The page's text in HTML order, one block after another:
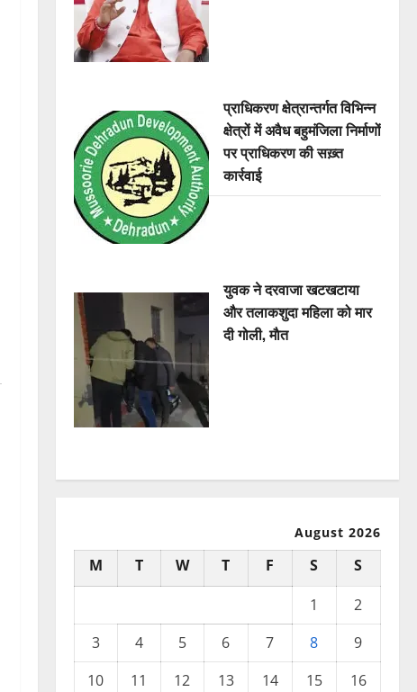
प्राधिकरण क्षेत्रान्तर्गत विभिन्न
क्षेत्रों में अवैध बहुमंजिला निर्माणों
पर प्राधिकरण की सख़्त
कार्रवाई
युवक ने दरवाजा खटखटाया
और तलाकशुदा महिला को मार
दी गोली, माैत
August 2026
M T W T F S
S
1
2
3
4 5 6 7 8
9
10
11 12 13 14 15
16